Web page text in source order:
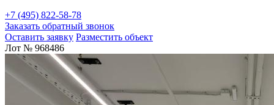
+7 (495) 822-58-78
Заказать обратный звонок
Оставить заявку Разместить объект
Лот № 968486